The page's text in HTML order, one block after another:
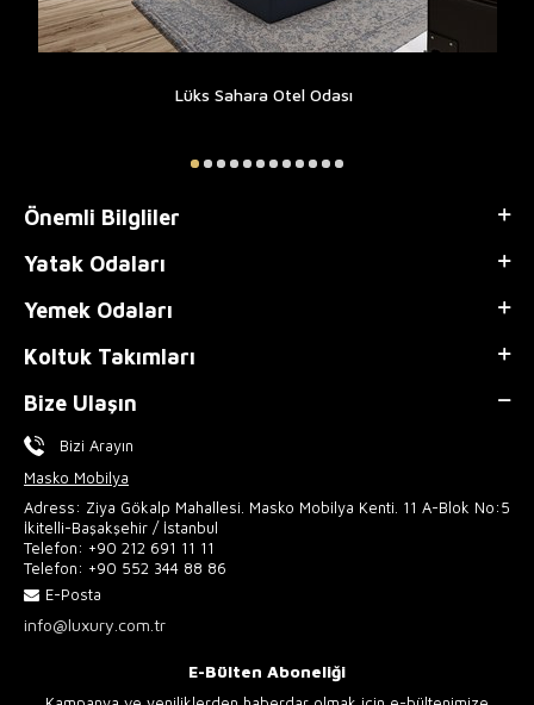
Lüks Sahara Otel Odası
Önemli Bilgliler
Yatak Odaları
Yemek Odaları
Koltuk Takımları
Bize Ulaşın
Bizi Arayın
Masko Mobilya
Adress: Ziya Gökalp Mahallesi. Masko Mobilya Kenti. 11 A-Blok No:5
İkitelli-Başakşehir / İstanbul
Telefon: +90 212 691 11 11
Telefon: +90 552 344 88 86
E-Posta
info@luxury.com.tr
E-Bülten Aboneliği